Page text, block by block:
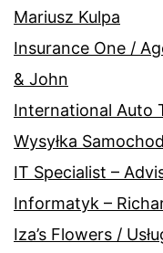
Mariusz Kulpa
Insurance One /
& John
International Auto
Wysyłka
IT Specialist –
Informatyk –
Iza’s Flowers /